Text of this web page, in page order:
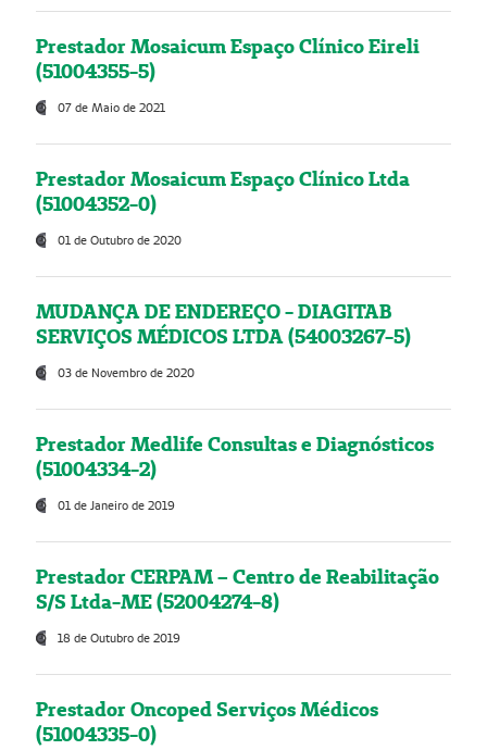
Prestador Mosaicum Espaço Clínico Eireli
(51004355-5)
07 de Maio de 2021
Prestador Mosaicum Espaço Clínico Ltda
(51004352-0)
01 de Outubro de 2020
MUDANÇA DE ENDEREÇO - DIAGITAB
SERVIÇOS MÉDICOS LTDA (54003267-5)
03 de Novembro de 2020
Prestador Medlife Consultas e Diagnósticos
(51004334-2)
01 de Janeiro de 2019
Prestador CERPAM – Centro de Reabilitação
S/S Ltda-ME (52004274-8)
18 de Outubro de 2019
Prestador Oncoped Serviços Médicos
(51004335-0)